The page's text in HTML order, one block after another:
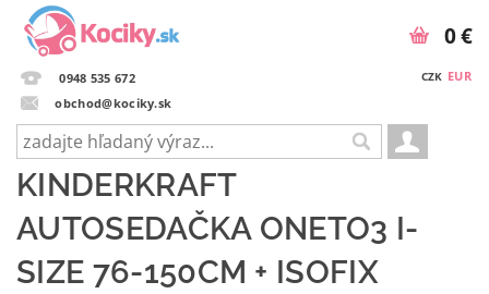
0948 535 672
obchod@kociky.sk
CZK EUR
0 €
KINDERKRAFT
AUTOSEDAČKA ONETO3 I-
SIZE 76-150CM + ISOFIX